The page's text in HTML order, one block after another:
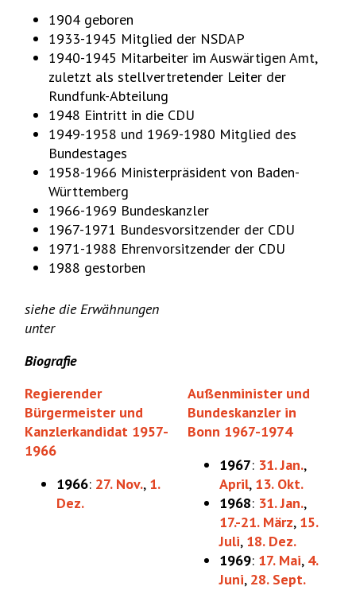
1904 geboren
1933-1945 Mitglied der NSDAP
1940-1945 Mitarbeiter im Auswärtigen Amt,
zuletzt als stellvertretender Leiter der
Rundfunk-Abteilung
1948 Eintritt in die CDU
1949-1958 und 1969-1980 Mitglied des
Bundestages
1958-1966 Ministerpräsident von Baden-
Württemberg
1966-1969 Bundeskanzler
1967-1971 Bundesvorsitzender der CDU
1971-1988 Ehrenvorsitzender der CDU
1988 gestorben
siehe die Erwähnungen
unter
Biografie
Regierender
Bürgermeister und
Kanzlerkandidat 1957-
1966
1966: 27. Nov., 1.
Dez.
Außenminister und
Bundeskanzler in
Bonn 1967-1974
1967: 31. Jan.,
April, 13. Okt.
1968: 31. Jan.,
17.-21. März, 15.
Juli, 18. Dez.
1969: 17. Mai, 4.
Juni, 28. Sept.